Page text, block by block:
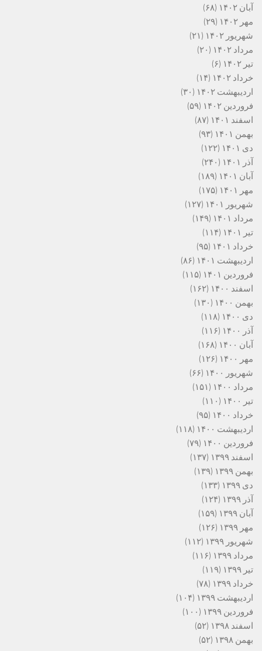
آبان ۱۴۰۲
(۶۸)
مهر ۱۴۰۲
(۲۹)
شهریور ۱۴۰۲
(۲۱)
مرداد ۱۴۰۲
(۲۰)
تیر ۱۴۰۲
(۶)
خرداد ۱۴۰۲
(۱۴)
اردیبهشت ۱۴۰۲
(۳۰)
فروردین ۱۴۰۲
(۵۹)
اسفند ۱۴۰۱
(۸۷)
بهمن ۱۴۰۱
(۹۳)
دی ۱۴۰۱
(۱۲۲)
آذر ۱۴۰۱
(۲۴۰)
آبان ۱۴۰۱
(۱۸۹)
مهر ۱۴۰۱
(۱۷۵)
شهریور ۱۴۰۱
(۱۲۷)
مرداد ۱۴۰۱
(۱۴۹)
تیر ۱۴۰۱
(۱۱۴)
خرداد ۱۴۰۱
(۹۵)
اردیبهشت ۱۴۰۱
(۸۶)
فروردین ۱۴۰۱
(۱۱۵)
اسفند ۱۴۰۰
(۱۶۲)
بهمن ۱۴۰۰
(۱۳۰)
دی ۱۴۰۰
(۱۱۸)
آذر ۱۴۰۰
(۱۱۶)
آبان ۱۴۰۰
(۱۶۸)
مهر ۱۴۰۰
(۱۲۶)
شهریور ۱۴۰۰
(۶۶)
مرداد ۱۴۰۰
(۱۵۱)
تیر ۱۴۰۰
(۱۱۰)
خرداد ۱۴۰۰
(۹۵)
اردیبهشت ۱۴۰۰
(۱۱۸)
فروردین ۱۴۰۰
(۷۹)
اسفند ۱۳۹۹
(۱۳۷)
بهمن ۱۳۹۹
(۱۳۹)
دی ۱۳۹۹
(۱۳۳)
آذر ۱۳۹۹
(۱۲۴)
آبان ۱۳۹۹
(۱۵۹)
مهر ۱۳۹۹
(۱۲۶)
شهریور ۱۳۹۹
(۱۱۲)
مرداد ۱۳۹۹
(۱۱۶)
تیر ۱۳۹۹
(۱۱۹)
خرداد ۱۳۹۹
(۷۸)
اردیبهشت ۱۳۹۹
(۱۰۴)
فروردین ۱۳۹۹
(۱۰۰)
اسفند ۱۳۹۸
(۵۲)
بهمن ۱۳۹۸
(۵۲)